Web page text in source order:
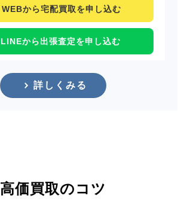
WEBから宅配買取を申し込む
LINEから出張査定を申し込む
詳しくみる
高価買取のコツ